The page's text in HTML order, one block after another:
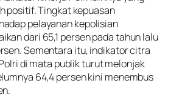
positif. Tingkat kepuasan
pelayanan kepolisian
dari 65,1 persen pada tahun lalu
Sementara itu, indikator citra
di mata publik turut melonjak
64,4 persen kini menembus